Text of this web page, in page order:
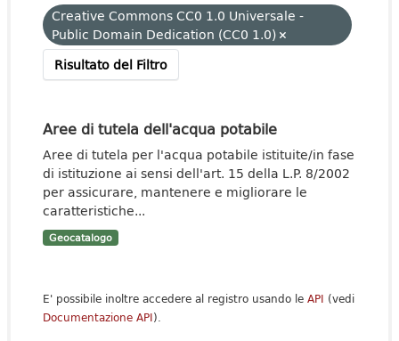
Creative Commons CC0 1.0 Universale -
Public Domain Dedication (CC0 1.0)
Risultato del Filtro
Aree di tutela dell'acqua potabile
Aree di tutela per l'acqua potabile istituite/in fase
di istituzione ai sensi dell'art. 15 della L.P. 8/2002
per assicurare, mantenere e migliorare le
caratteristiche...
Geocatalogo
E' possibile inoltre accedere al registro usando le API (vedi
Documentazione API).